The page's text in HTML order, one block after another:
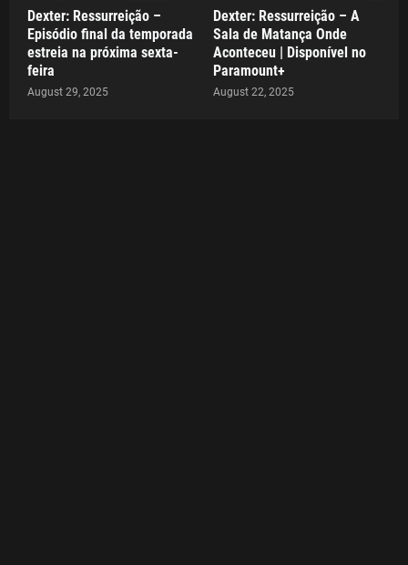
Dexter: Ressurreição –
Episódio final da temporada
estreia na próxima sexta-
feira
August 29, 2025
Dexter: Ressurreição – A
Sala de Matança Onde
Aconteceu | Disponível no
Paramount+
August 22, 2025